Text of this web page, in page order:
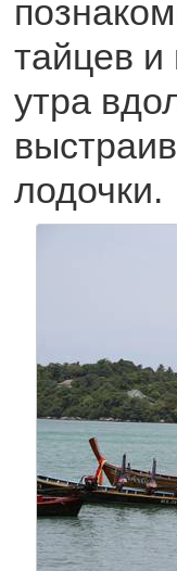
тайцев и
утра
лодочки.